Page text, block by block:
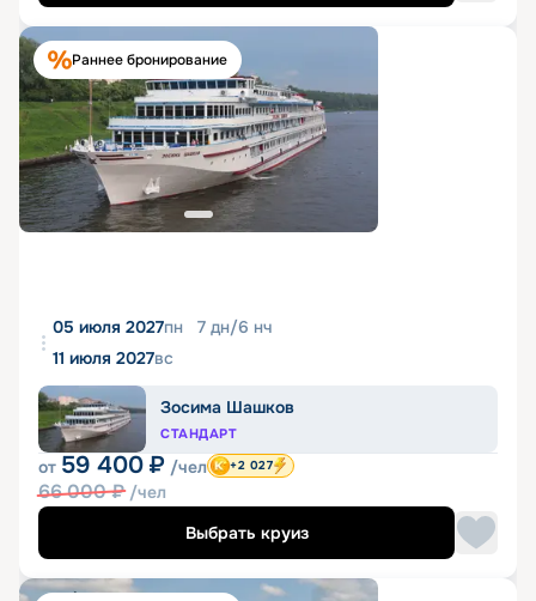
Раннее бронирование
05 июля 2027пн 7 дн/6 нч
11 июля 2027вс
Зосима Шашков
СТАНДАРТ
от 59 400 ₽ /чел
66 000₽ /чел
+2 027
Выбрать круиз